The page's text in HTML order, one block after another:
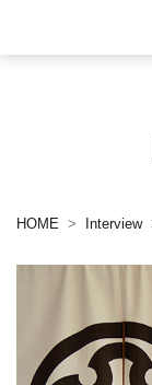
HOME Interview